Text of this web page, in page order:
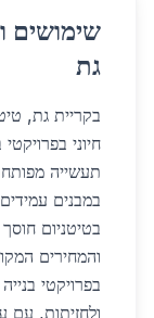
שימושים
גת
בקריית גת,
תעשייה
במבנים
בטיטניום
והמחירים
בפרויקטי